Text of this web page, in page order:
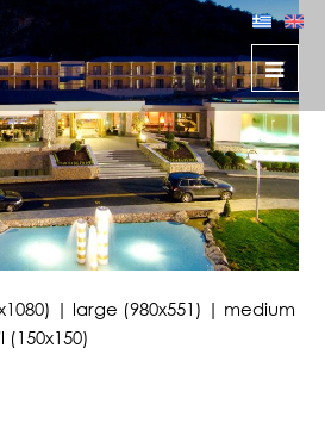
| large (980x551) | medium